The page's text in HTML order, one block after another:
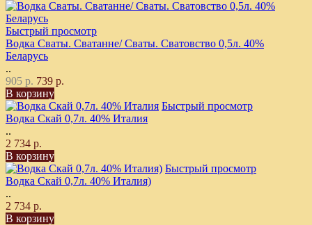
Быстрый просмотр
Водка Сваты. Сватанне/ Сваты. Сватовство 0,5л. 40%
Беларусь
..
905 р. 739 р.
В корзину
Быстрый просмотр
Водка Скай 0,7л. 40% Италия
..
2 734 р.
В корзину
Быстрый просмотр
Водка Скай 0,7л. 40% Италия)
..
2 734 р.
В корзину